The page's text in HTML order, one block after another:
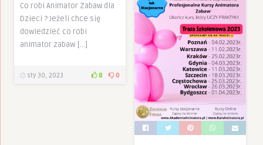
Co robi Animator Zabaw dla
Dzieci ? Jeżeli chce się
dowiedzieć co robi
animator zabaw […]
sty 30, 2023 8 0